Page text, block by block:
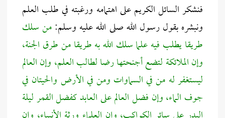
فنشكر السائل الكريم على اهتمامه ورغبته في طلب العلم
ونبشره بقول رسول الله صلى الله عليه وسلم:من سلك
طريقا يطلب فيه علما سلك الله به طريقا من طرق الجنة،
وإن الملائكة لتضع أجنحتها رضا لطالب العلم، وإن العالم
ليستغفر له من في السماوات ومن في الأرض والحيتان في
جوف الماء، وإن فضل العالم على العابد كفضل القمر ليلة